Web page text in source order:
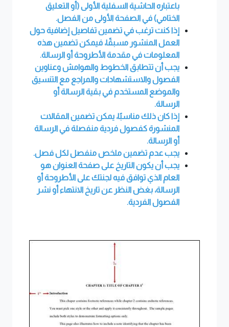
باعتباره الحاشية السفلية الأولى (أو التعليق
الختامي) في الصفحة الأولى من الفصل.
إذا كنت ترغب في تضمين تفاصيل إضافية حول
العمل المنشور مسبقًا، فيمكن تضمين هذه
المعلومات في مقدمة الأطروحة أو الرسالة.
يجب أن تتطابق الخطوط والهوامش وعناوين
الفصول والاستشهادات والمراجع مع التنسيق
والموضع المستخدم في بقية الرسالة أو
الرسالة.
إذا كان ذلك مناسبًا، يمكن تضمين المقالات
المنشورة كفصول فردية منفصلة في الرسالة
أو الرسالة.
يجب عدم تضمين ملخص منفصل لكل فصل.
يجب أن يكون التاريخ على صفحة العنوان هو
العام الذي توافق فيه لجنتك على الأطروحة أو
الرسالة، بغض النظر عن تاريخ الانتهاء أو نشر
الفصول الفردية.